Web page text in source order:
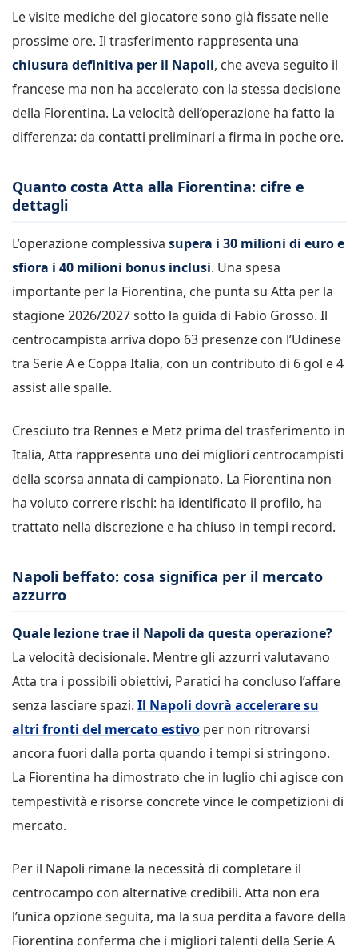
Le visite mediche del giocatore sono già fissate nelle
prossime ore. Il trasferimento rappresenta una
chiusura definitiva per il Napoli, che aveva seguito il
francese ma non ha accelerato con la stessa decisione
della Fiorentina. La velocità dell’operazione ha fatto la
differenza: da contatti preliminari a firma in poche ore.
Quanto costa Atta alla Fiorentina: cifre e
dettagli
L’operazione complessiva supera i 30 milioni di euro e
sfiora i 40 milioni bonus inclusi. Una spesa
importante per la Fiorentina, che punta su Atta per la
stagione 2026/2027 sotto la guida di Fabio Grosso. Il
centrocampista arriva dopo 63 presenze con l’Udinese
tra Serie A e Coppa Italia, con un contributo di 6 gol e 4
assist alle spalle.
Cresciuto tra Rennes e Metz prima del trasferimento in
Italia, Atta rappresenta uno dei migliori centrocampisti
della scorsa annata di campionato. La Fiorentina non
ha voluto correre rischi: ha identificato il profilo, ha
trattato nella discrezione e ha chiuso in tempi record.
Napoli beffato: cosa significa per il mercato
azzurro
Quale lezione trae il Napoli da questa operazione?
La velocità decisionale. Mentre gli azzurri valutavano
Atta tra i possibili obiettivi, Paratici ha concluso l’affare
senza lasciare spazi. Il Napoli dovrà accelerare su
altri fronti del mercato estivo per non ritrovarsi
ancora fuori dalla porta quando i tempi si stringono.
La Fiorentina ha dimostrato che in luglio chi agisce con
tempestività e risorse concrete vince le competizioni di
mercato.
Per il Napoli rimane la necessità di completare il
centrocampo con alternative credibili. Atta non era
l’unica opzione seguita, ma la sua perdita a favore della
Fiorentina conferma che i migliori talenti della Serie A